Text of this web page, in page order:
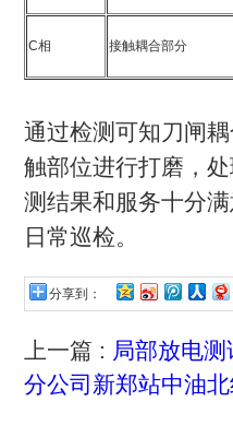
C相 接触耦合部分
通过检测可知刀闸
触部位进行打磨，
测结果和服务十分
日常巡检。
分享到：
上一篇 : 局部放电
分公司新郑站中油